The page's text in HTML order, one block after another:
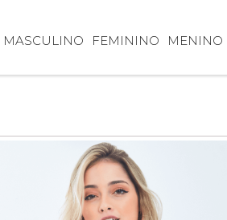
MASCULINO FEMININO MENINO